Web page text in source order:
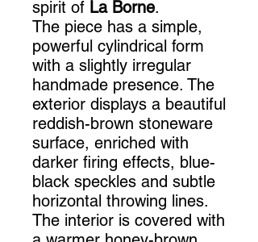
spirit of La Borne.
The piece has a simple,
powerful cylindrical form
with a slightly irregular
handmade presence. The
exterior displays a beautiful
reddish-brown stoneware
surface, enriched with
darker firing effects, blue-
black speckles and subtle
horizontal throwing lines.
The interior is covered with